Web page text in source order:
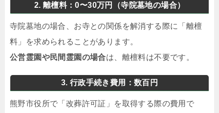
2. 離檀料：0〜30万円（寺院墓地の場合）
寺院墓地の場合、お寺との関係を解消する際に「離檀
料」を求められることがあります。
公営霊園や民間霊園の場合は、離檀料は不要です。
3. 行政手続き費用：数百円
熊野市役所で「改葬許可証」を取得する際の費用で